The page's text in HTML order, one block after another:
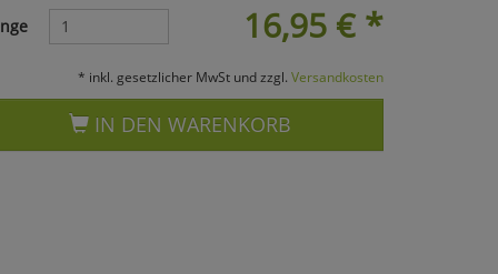
16,95 €*
* inkl. gesetzlicher MwSt und zzgl. Versandkosten
IN DEN WARENKORB